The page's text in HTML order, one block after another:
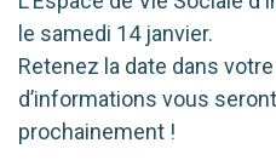
le same­di 14 jan­vier.
Retenez la date dans
d’in­for­ma­tions vous
prochainement !